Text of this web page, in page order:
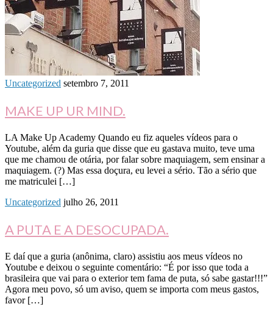
Uncategorized setembro 7, 2011
MAKE UP UR MIND.
LA Make Up Academy Quando eu fiz aqueles vídeos para o
Youtube, além da guria que disse que eu gastava muito, teve uma
que me chamou de otária, por falar sobre maquiagem, sem ensinar a
maquiagem. (?) Mas essa doçura, eu levei a sério. Tão a sério que
me matriculei […]
Uncategorized julho 26, 2011
A PUTA E A DESOCUPADA.
E daí que a guria (anônima, claro) assistiu aos meus vídeos no
Youtube e deixou o seguinte comentário: “É por isso que toda a
brasileira que vai para o exterior tem fama de puta, só sabe gastar!!!”
Agora meu povo, só um aviso, quem se importa com meus gastos,
favor […]